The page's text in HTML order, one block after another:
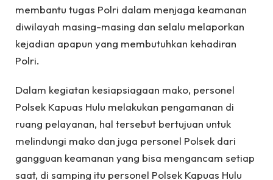
membantu tugas Polri dalam menjaga keamanan
diwilayah masing-masing dan selalu melaporkan
kejadian apapun yang membutuhkan kehadiran
Polri.
Dalam kegiatan kesiapsiagaan mako, personel
Polsek Kapuas Hulu melakukan pengamanan di
ruang pelayanan, hal tersebut bertujuan untuk
melindungi mako dan juga personel Polsek dari
gangguan keamanan yang bisa mengancam setiap
saat, di samping itu personel Polsek Kapuas Hulu